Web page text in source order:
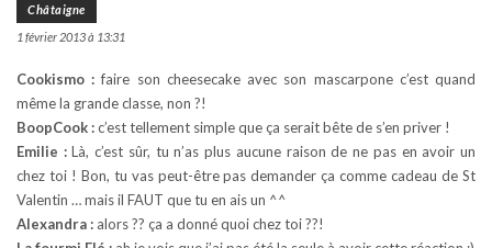
Châtaigne
1 février 2013 à 13:31
Cookismo : faire son cheesecake avec son mascarpone c’est quand
même la grande classe, non ?!
BoopCook :c’est tellement simple que ça serait bête de s’en priver !
Emilie :Là, c’est sûr, tu n’as plus aucune raison de ne pas en avoir un
chez toi ! Bon, tu vas peut-être pas demander ça comme cadeau de St
Valentin … mais il FAUT que tu en ais un ^^
Alexandra : alors ?? ça a donné quoi chez toi ??!